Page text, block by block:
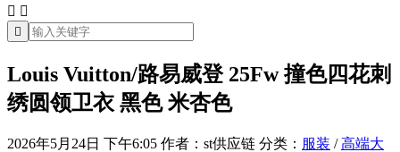
 

Louis Vuitton/路易威登 25Fw 撞色四花刺
绣圆领卫衣 黑色 米杏色
2026年5月24日 下午6:05 作者：st供应链 分类： 服装 /高端大